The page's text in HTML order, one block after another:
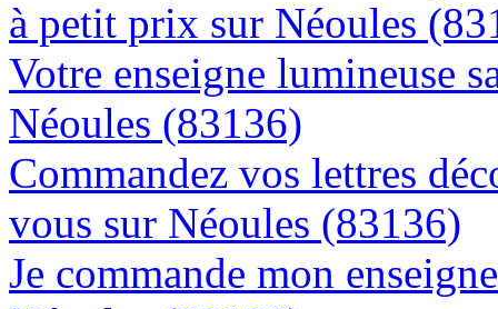
à petit prix sur Néoules
Votre enseigne lumineuse
Néoules (83136)
Commandez vos lettres
vous sur Néoules (83136)
Je commande mon